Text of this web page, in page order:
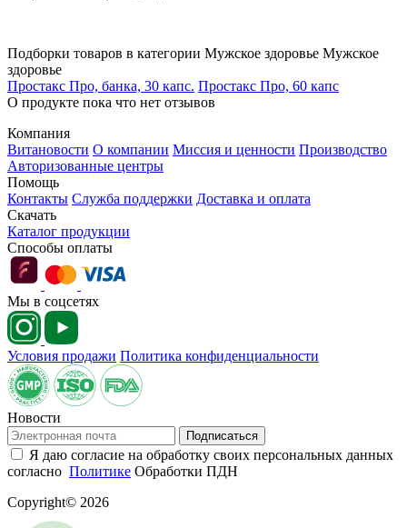
Подборки товаров в категории Мужское здоровье Мужское
здоровье
Простакс Про, банка, 30 капс. Простакс Про, 60 капс
О продукте пока что нет отзывов
Компания
Витановости О компании Миссия и ценности Производство
Авторизованные центры
Помощь
Контакты Служба поддержки Доставка и оплата
Скачать
Каталог продукции
Способы оплаты
Мы в соцсетях
Условия продажи Политика конфиденциальности
Новости
Подписаться
Я даю согласие на обработку своих персональных данных
согласно Политике Обработки ПДН
Copyright© 2026